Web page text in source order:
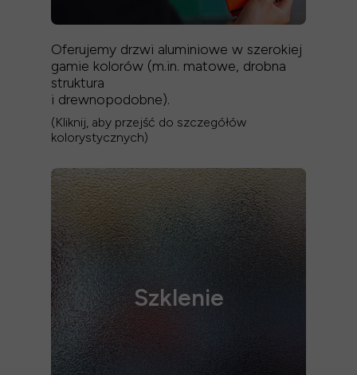
Oferujemy drzwi aluminiowe w szerokiej
gamie kolorów (m.in. matowe, drobna
struktura
i drewnopodobne).
(Kliknij, aby przejść do szczegółów
kolorystycznych)
Szklenie